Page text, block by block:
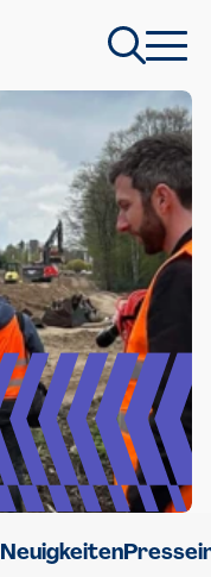
Neuigkeiten